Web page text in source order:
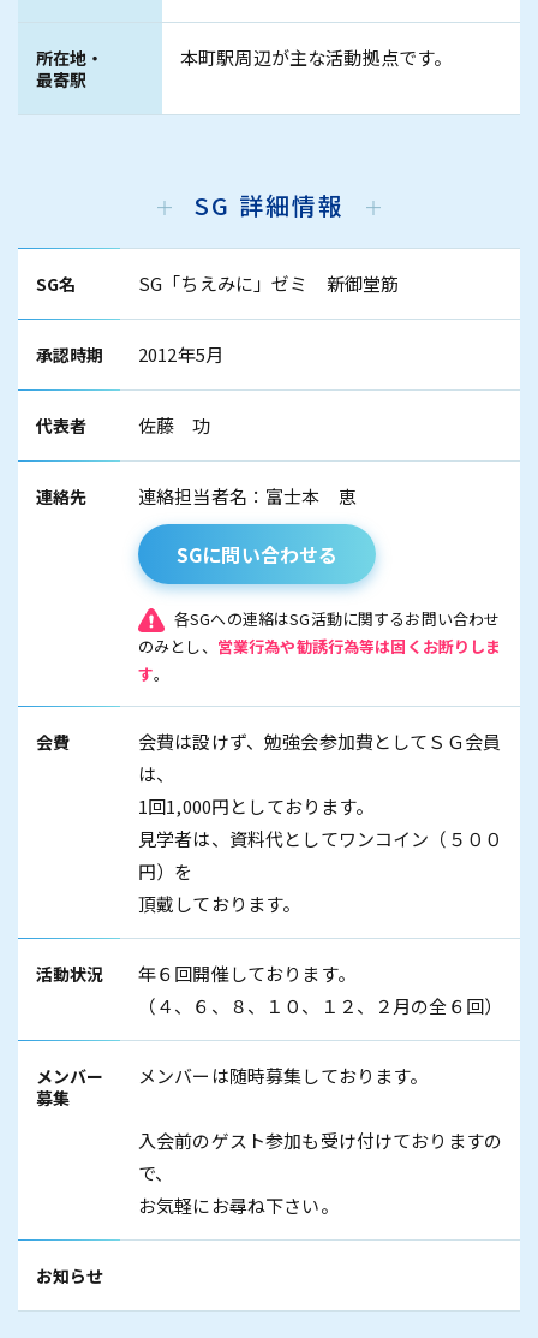
所在地・
最寄駅
本町駅周辺が主な活動拠点です。
SG 詳細情報
SG名 SG「ちえみに」ゼミ 新御堂筋
承認時期 2012年5月
代表者 佐藤 功
連絡先 連絡担当者名：富士本 恵
SGに問い合わせる
各SGへの連絡はSG活動に関するお問い合わせ
のみとし、 営業行為や勧誘行為等は固くお断りしま
す。
会費
会費は設けず、勉強会参加費としてＳＧ会員
は、
1回1,000円としております。
見学者は、資料代としてワンコイン（５００
円）を
頂戴しております。
活動状況
年６回開催しております。
（４、６、８、１０、１２、２月の全６回）
メンバー
募集
メンバーは随時募集しております。
入会前のゲスト参加も受け付けておりますの
で、
お気軽にお尋ね下さい。
お知らせ